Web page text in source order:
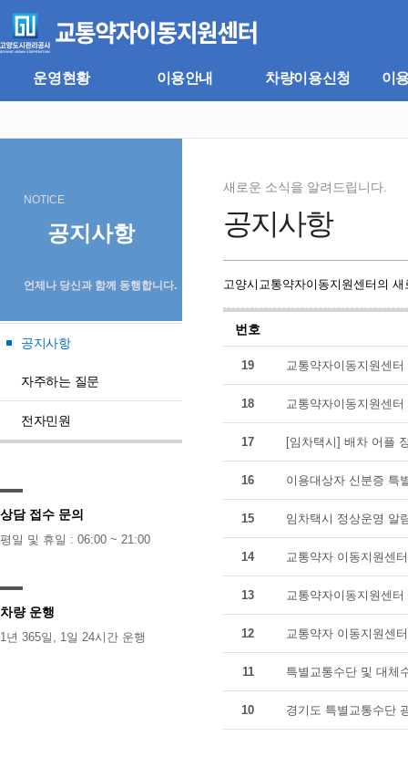
뉴
바
기
바
로
운영현황 이용안내 차량이용신청 이
공지사항
NOTICE
언제나 당신과 함께 동행합니다.
공지사항
자주하는 질문
전자민원
상담 접수 문의
평일 및 휴일 : 06:00 ~ 21:00
차량 운행
1년 365일, 1일 24시간 운행
공지사항
새로운 소식을 알려드립니다.
고양시교통약자이동지원센터의
번호
19 교통약자이동지원센
18 교통약자이동지원센
17 [임차택시] 배차 어플
16 이용대상자 신분증 특
15 임차택시 정상운영 알
14 교통약자 이동지원센
13 교통약자이동지원센
12 교통약자 이동지원센
11 특별교통수단 및 대체
10 경기도 특별교통수단